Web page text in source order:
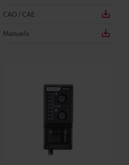
CAO / CAE
Manuels